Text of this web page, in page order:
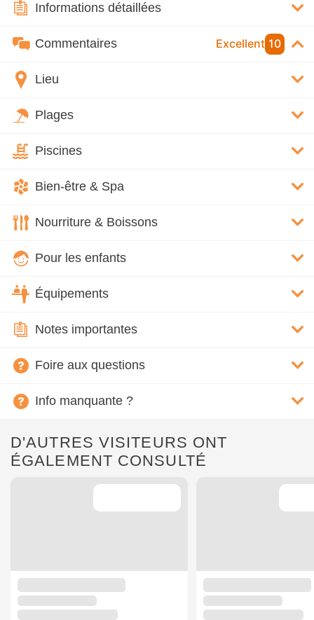
Informations détaillées
Commentaires Excellent 10
Lieu
Plages
Piscines
Bien-être & Spa
Nourriture & Boissons
Pour les enfants
Équipements
Notes importantes
Foire aux questions
Info manquante ?
D'AUTRES VISITEURS ONT
ÉGALEMENT CONSULTÉ